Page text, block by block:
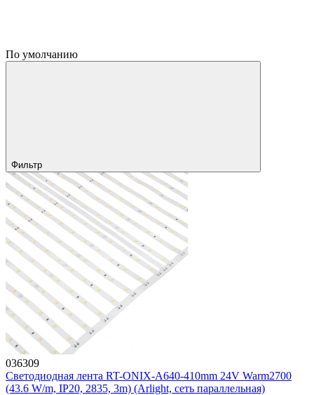
По умолчанию
Фильтр
036309
Светодиодная лента RT-ONIX-A640-410mm 24V Warm2700
(43.6 W/m, IP20, 2835, 3m) (Arlight, сеть параллельная)